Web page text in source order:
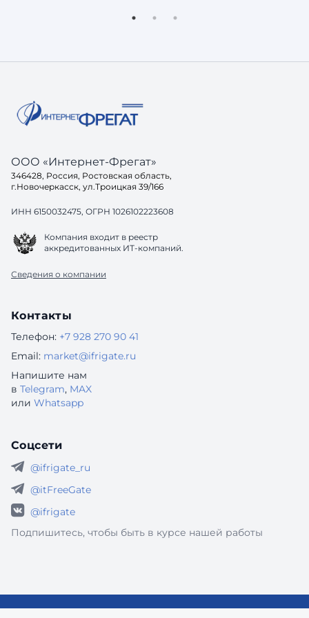
в свой ответ. Потому что её задача не
вопрос: а готов ли ваш са
до
ООО «Интернет-Фрегат»
346428, Россия, Ростовская область,
г.Новочеркасск, ул.Троицкая 39/166
ИНН 6150032475, ОГРН 1026102223608
Компания входит в реестр
аккредитованных ИТ-компаний.
Сведения о компании
Контакты
Телефон: +7 928 270 90 41
Email: market@ifrigate.ru
Напишите нам
в Telegram, MAX
или Whatsapp
Соцсети
@ifrigate_ru
@itFreeGate
@ifrigate
Подпишитесь, чтобы быть в курсе нашей работы